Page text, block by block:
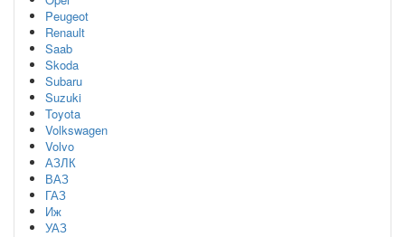
Peugeot
Renault
Saab
Skoda
Subaru
Suzuki
Toyota
Volkswagen
Volvo
АЗЛК
ВАЗ
ГАЗ
Иж
УАЗ